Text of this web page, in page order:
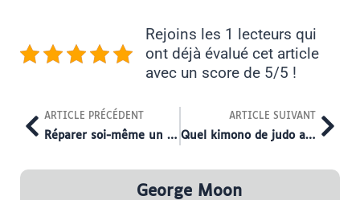
Rejoins les 1 lecteurs qui
ont déjà évalué cet article
avec un score de 5/5 !
ARTICLE PRÉCÉDENT
Réparer soi-même un pantalon de judo déchiré au genou : tutoriel couture renforcée en 30 min
ARTICLE SUIVANT
Quel kimono de judo acheter pour son enfant à la rentrée ?
George Moon